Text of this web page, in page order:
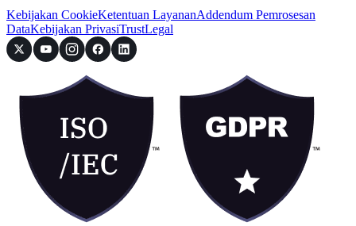
Kebijakan CookieKetentuan LayananAddendum Pemrosesan
DataKebijakan PrivasiTrustLegal